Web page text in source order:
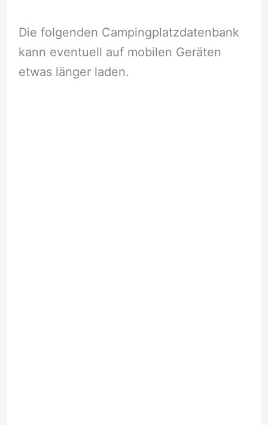
Die folgenden Campingplatzdatenbank
kann eventuell auf mobilen Geräten
etwas länger laden.